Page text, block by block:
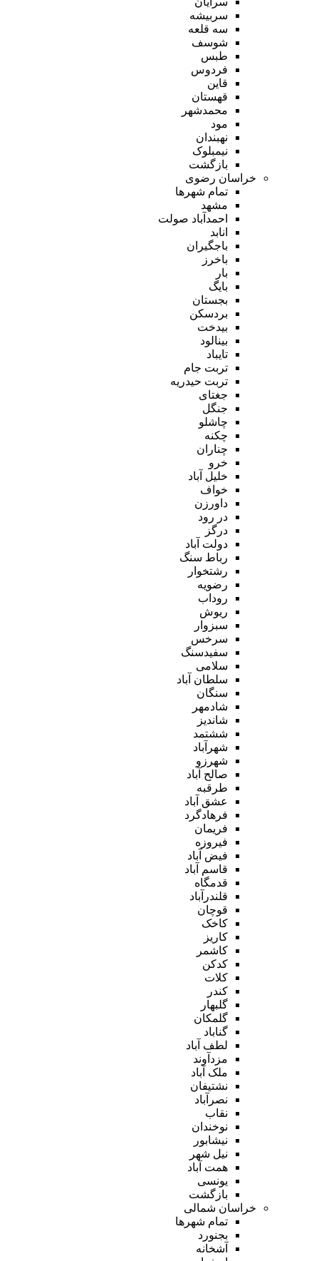
سربیشه
سه قلعه
شوسف
طبس
فردوس
قاین
قهستان
محمدشهر
مود
نهبندان
نیمبلوک
بازگشت
خراسان رضوی
تمام شهر‌ها
مشهد
احمدآباد صولت
انابد
باجگیران
باخرز
بار
بایگ
بجستان
بردسکن
بیدخت
بینالود
تایباد
تربت جام
تربت حیدریه
جغتای
جنگل
چاشلو
چکنه
چناران
خرو
خلیل آباد
خواف
داورزن
در رود
درگز
دولت آباد
رباط سنگ
رشتخوار
رضویه
روداب
ریوش
سبزوار
سرخس
سفیدسنگ
سلامی
سلطان آباد
سنگان
شادمهر
شاندیز
ششتمد
شهرآباد
شهرزو
صالح آباد
طرقبه
عشق آباد
فرهادگرد
فریمان
فیروزه
فیض آباد
قاسم آباد
قدمگاه
قلندرآباد
قوچان
کاخک
کاریز
کاشمر
کدکن
کلات
کندر
گلبهار
گلمکان
گناباد
لطف آباد
مزدآوند
ملک آباد
نشتیفان
نصرآباد
نقاب
نوخندان
نیشابور
نیل شهر
همت آباد
یونسی
بازگشت
خراسان شمالی
تمام شهر‌ها
بجنورد
آشخانه